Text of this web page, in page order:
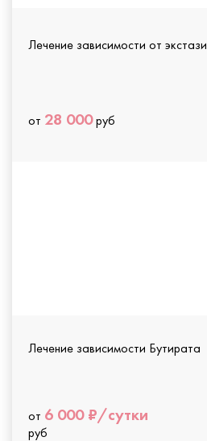
Лечение зависимости от экстази
от 28 000руб
Лечение зависимости Бутирата
от 6 000 ₽/сутки
руб